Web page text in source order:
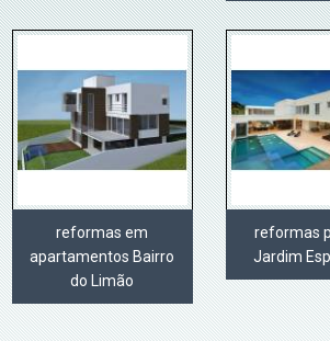
reformas em
apartamentos Bairro
do Limão
reformas
Jardim